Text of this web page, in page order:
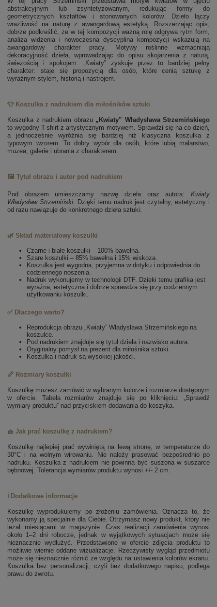
abstrakcyjnym lub zsyntetyzowanym, redukując formy do
geometrycznych kształtów i stonowanych kolorów. Dzieło łączy
wrażliwość na naturę z awangardową estetyką. Rozszerzając opis,
dobrze podkreślić, że w tej kompozycji ważną rolę odgrywa rytm form,
analiza widzenia i nowoczesna dyscyplina kompozycji wskazują na
awangardowy charakter pracy. Motywy roślinne wzmacniają
dekoracyjność dzieła, wprowadzając do opisu skojarzenia z naturą,
świeżością i spokojem. „Kwiaty” zyskuje przez to bardziej pełny
charakter: staje się propozycją dla osób, które cenią sztukę z
wyraźnym stylem, historią i nastrojem.
👕 Koszulka z nadrukiem dla miłośników sztuki
Koszulka z nadrukiem obrazu „Kwiaty” Władysława Strzemińskiego
to wygodny T-shirt z artystycznym motywem. Sprawdzi się na co dzień,
a jednocześnie wyróżnia się bardziej niż klasyczna koszulka z
typowym wzorem. To dobry wybór dla osób, które lubią malarstwo,
muzea, galerie i ubrania z charakterem.
🖼️ Tytuł obrazu i autor pod nadrukiem
Pod obrazem umieszczamy nazwę dzieła oraz autora: Kwiaty
Władysław Strzemiński. Dzięki temu nadruk jest czytelny, estetyczny i
od razu nawiązuje do konkretnego dzieła sztuki.
🌿 Skład materiałowy koszulki
Czarne i białe koszulki – 100% bawełna.
Szare koszulki – 85% bawełna i 15% wiskoza.
Koszulka jest wygodna, przyjemna w dotyku i odpowiednia do
codziennego noszenia.
Nadruk wykonujemy w technologii DTF. Dzięki temu grafika jest
wyraźna, estetyczna i dobrze sprawdza się przy codziennym
użytkowaniu koszulki.
✅ Dlaczego warto?
Reprodukcja obrazu „Kwiaty” Władysława Strzemińskiego na
koszulce.
Pod nadrukiem znajduje się tytuł dzieła i nazwisko autora.
Oryginalny pomysł na prezent dla miłośnika sztuki.
Koszulka i nadruk są wysokiej jakości.
📏 Rozmiary koszulki
Koszulkę możesz zamówić w wybranym kolorze i rozmiarze dostępnym
w ofercie. Tabela rozmiarów znajduje się po kliknięciu: „Sprawdź
wymiary produktu” nad przyciskiem dodawania do koszyka.
🧺 Jak prać koszulkę z nadrukiem?
Koszulkę najlepiej prać wywiniętą na lewą stronę, w temperaturze do
30°C i na wolnym wirowaniu. Nie należy prasować bezpośrednio po
nadruku. Koszulka z nadrukiem nie powinna być suszona w suszarce
bębnowej. Tolerancja wymiarów produktu wynosi +/- 2 cm.
ℹ️ Dodatkowe informacje
Koszulkę wyprodukujemy po złożeniu zamówienia. Oznacza to, że
wykonamy ją specjalnie dla Ciebie. Otrzymasz nowy produkt, który nie
leżał miesiącami w magazynie. Czas realizacji zamówienia wynosi
około 1–2 dni robocze, jednak w wyjątkowych sytuacjach może się
nieznacznie wydłużyć. Przedstawione w ofercie zdjęcia produktu to
możliwie wiernie oddane wizualizacje. Rzeczywisty wygląd przedmiotu
może się nieznacznie różnić ze względu na ustawienia kolorów ekranu.
Koszulka bez personalizacji, czyli bez dodatkowego napisu, podlega
prawu do zwrotu.